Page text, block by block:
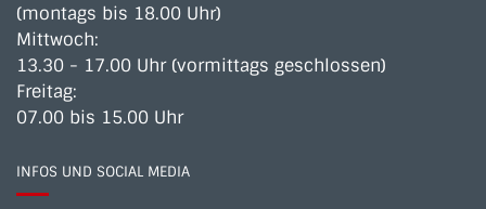
(montags bis 18.00 Uhr)
Mittwoch:
13.30 - 17.00 Uhr (vormittags geschlossen)
Freitag:
07.00 bis 15.00 Uhr
INFOS UND SOCIAL MEDIA